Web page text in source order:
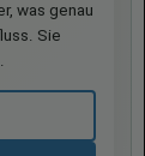
was genau
Sie